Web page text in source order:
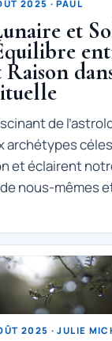
2025 · PAUL
et
de
archétypes
et éclairent
nous-mêmes
2025 · JULIE